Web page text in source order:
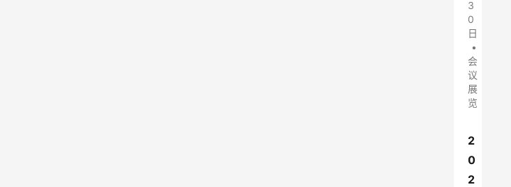
3
0
日
•
会
议
展
览
2
0
2